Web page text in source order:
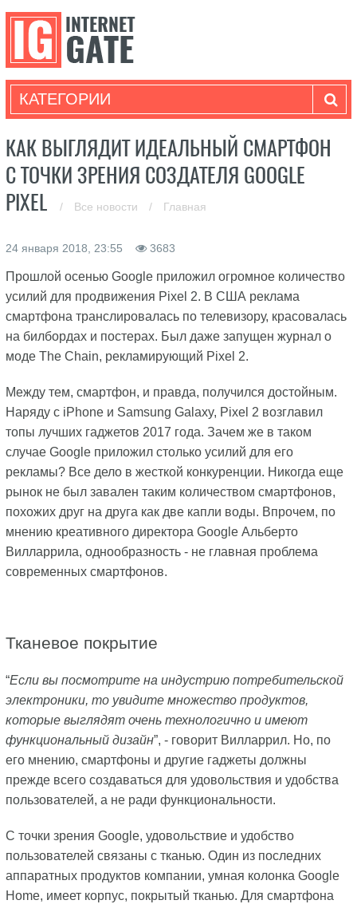
КАТЕГОРИИ
КАК ВЫГЛЯДИТ ИДЕАЛЬНЫЙ СМАРТФОН
С ТОЧКИ ЗРЕНИЯ СОЗДАТЕЛЯ GOOGLE
PIXEL
/ Все новости / Главная
24 января 2018, 23:55 3683
Прошлой осенью Google приложил огромное количество
усилий для продвижения Pixel 2. В США реклама
смартфона транслировалась по телевизору, красовалась
на билбордах и постерах. Был даже запущен журнал о
моде The Chain, рекламирующий Pixel 2.
Между тем, смартфон, и правда, получился достойным.
Наряду с iPhone и Samsung Galaxy, Pixel 2 возглавил
топы лучших гаджетов 2017 года. Зачем же в таком
случае Google приложил столько усилий для его
рекламы? Все дело в жесткой конкуренции. Никогда еще
рынок не был завален таким количеством смартфонов,
похожих друг на друга как две капли воды. Впрочем, по
мнению креативного директора Google Альберто
Вилларрила, однообразность - не главная проблема
современных смартфонов.
Тканевое покрытие
“Если вы посмотрите на индустрию потребительской
электроники, то увидите множество продуктов,
которые выглядят очень технологично и имеют
функциональный дизайн”, - говорит Вилларрил. Но, по
его мнению, смартфоны и другие гаджеты должны
прежде всего создаваться для удовольствия и удобства
пользователей, а не ради функциональности.
С точки зрения Google, удовольствие и удобство
пользователей связаны с тканью. Один из последних
аппаратных продуктов компании, умная колонка Google
Home, имеет корпус, покрытый тканью. Для смартфона